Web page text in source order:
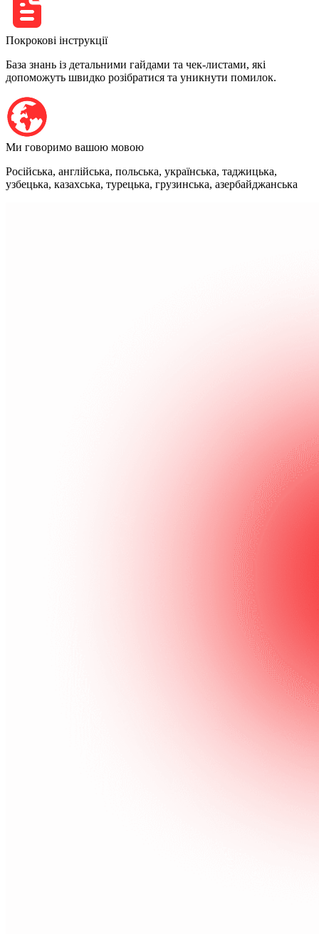
Покрокові інструкції
База знань із детальними гайдами та чек-листами, які
допоможуть швидко розібратися та уникнути помилок.
Ми говоримо вашою мовою
Російська, англійська, польська, українська, таджицька,
узбецька, казахська, турецька, грузинська, азербайджанська